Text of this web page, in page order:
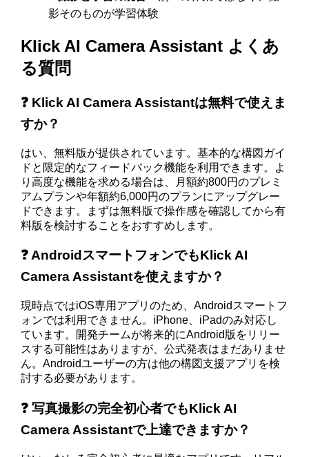
影そのものが学習体験
Klick AI Camera Assistant よくあ
る質問
❓ Klick AI Camera Assistantは無料で使えま
すか？
はい、無料版が提供されています。基本的な構図ガイ
ドと限定的なフィードバック機能を利用できます。よ
り高度な機能を求める場合は、月額約800円のプレミ
アムプランや年額約6,000円のプランにアップグレー
ドできます。まずは無料版で操作感を確認してから有
料版を検討することをおすすめします。
❓ AndroidスマートフォンでもKlick AI
Camera Assistantを使えますか？
現時点ではiOS専用アプリのため、Androidスマートフ
ォンでは利用できません。iPhone、iPadのみ対応し
ています。開発チームが将来的にAndroid版をリリー
スする可能性はありますが、公式発表はまだありませ
ん。Androidユーザーの方は他の構図支援アプリを検
討する必要があります。
❓ 写真撮影の完全初心者でもKlick AI
Camera Assistantで上達できますか？